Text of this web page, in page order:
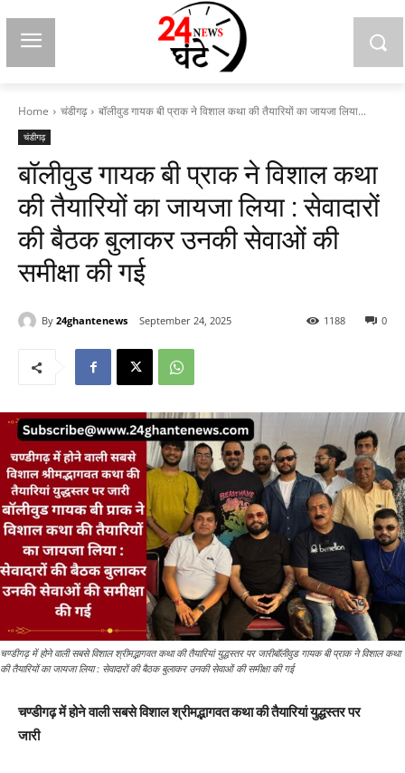
Home चंडीगढ़ बॉलीवुड गायक बी प्राक ने विशाल कथा की तैयारियों का जायजा लिया...
चंडीगढ़
बॉलीवुड गायक बी प्राक ने विशाल कथा
की तैयारियों का जायजा लिया : सेवादारों
की बैठक बुलाकर उनकी सेवाओं की
समीक्षा की गई
By 24ghantenews September 24, 2025 0
1188
चण्डीगढ़ में होने वाली सबसे विशाल श्रीमद्भागवत कथा की तैयारियां युद्धस्तर पर जारीबॉलीवुड गायक बी प्राक ने विशाल कथा
की तैयारियों का जायजा लिया : सेवादारों की बैठक बुलाकर उनकी सेवाओं की समीक्षा की गई
चण्डीगढ़ में होने वाली सबसे विशाल श्रीमद्भागवत कथा की तैयारियां युद्धस्तर पर
जारी